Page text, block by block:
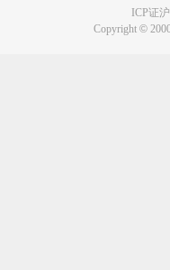
ICP证
Copyright©